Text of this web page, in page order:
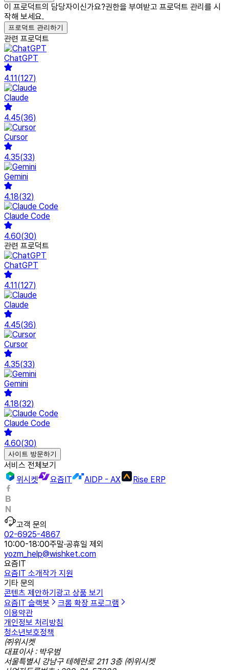
이 프로덕트의 담당자이신가요?권한을 부여받고 프로덕트 관리를 시
작해 보세요.
프로덕트 관리하기
관련 프로덕트
ChatGPT
4.11(127)
Claude
4.45(36)
Cursor
4.35(33)
Gemini
4.18(32)
Claude Code
4.60(30)
관련 프로덕트
ChatGPT
4.11(127)
Claude
4.45(36)
Cursor
4.35(33)
Gemini
4.18(32)
Claude Code
4.60(30)
사이트 방문하기
서비스 전체보기
위시켓
요즘IT AIDP - AX Rise ERP
고객 문의
02-6925-4867
10:00-18:00주말·공휴일 제외
yozm_help@wishket.com
요즘IT
요즘IT 소개작가 지원
기타 문의
콘텐츠 제안하기광고 상품 보기
요즘IT 슬랙봇
크롬 확장 프로그램
이용약관
개인정보 처리방침
청소년보호정책
㈜위시켓
대표이사 : 박우범
서울특별시 강남구 테헤란로 211 3층 ㈜위시켓